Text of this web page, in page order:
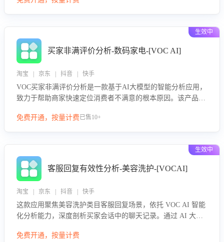
绪、归因争议根源，并客观评估客服应对合理性与成效。系统
生效中
买家非满评价分析-数码家电-[VOC AI]
淘宝 | 京东 | 抖音 | 快手
VOC买家非满评价分析是一款基于AI大模型的智能分析应用，
致力于帮助商家快速定位消费者不满意的根本原因。该产品可
或其它部门原因，明确责任归属，提供可落地的改进建议与策
免费开通，按量计费已售10+
生效中
客服回复有效性分析-美容洗护-[VOCAI]
淘宝 | 京东 | 抖音 | 快手
这款应用聚焦美容洗护类目客服回复场景，依托 VOC AI 智能
化分析能力，深度剖析买家会话中的聊天记录。通过 AI 大模
效性与完整性，输出针对性改进策略，助力商家快速优化快捷
免费开通，按量计费